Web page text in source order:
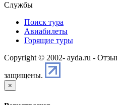
Службы
Поиск тура
Авиабилеты
Горящие туры
Copyright © 2002- ayda.ru -
защищены.
×